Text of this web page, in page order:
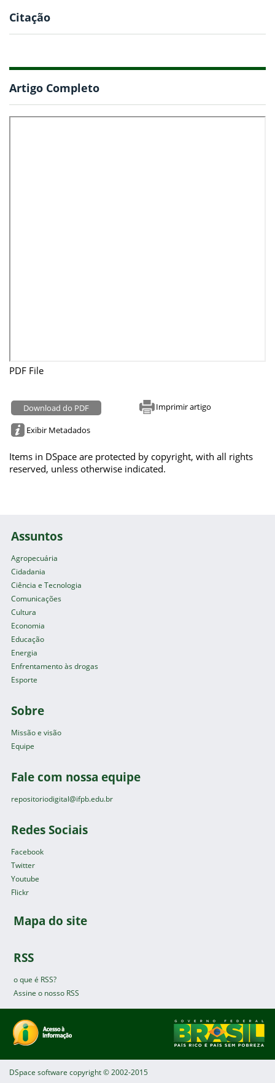
Citação
Artigo Completo
PDF File
Download do PDF Imprimir artigo
Exibir Metadados
Items in DSpace are protected by copyright, with all rights
reserved, unless otherwise indicated.
Assuntos
Agropecuária
Cidadania
Ciência e Tecnologia
Comunicações
Cultura
Economia
Educação
Energia
Enfrentamento às drogas
Esporte
Sobre
Missão e visão
Equipe
Fale com nossa equipe
repositoriodigital@ifpb.edu.br
Redes Sociais
Facebook
Twitter
Youtube
Flickr
Mapa do site
RSS
o que é RSS?
Assine o nosso RSS
DSpace software copyright © 2002-2015